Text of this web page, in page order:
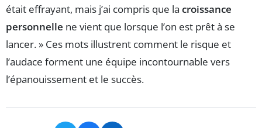
était effrayant, mais j’ai compris que la croissance
personnelle ne vient que lorsque l’on est prêt à se
lancer. » Ces mots illustrent comment le risque et
l’audace forment une équipe incontournable vers
l’épanouissement et le succès.